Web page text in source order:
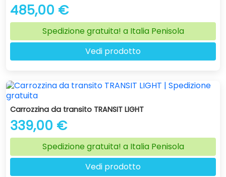
485,00 €
Spedizione gratuita! a Italia Penisola
Vedi prodotto
Carrozzina da transito TRANSIT LIGHT
339,00 €
Spedizione gratuita! a Italia Penisola
Vedi prodotto